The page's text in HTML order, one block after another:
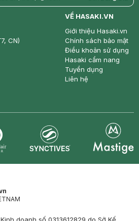
price
CN)
VỀ HASAKI.VN
Giới thiệu Hasaki.vn
Chính sách bảo mật
Điều khoản sử dụng
Hasaki cẩm nang
Tuyển dụng
Liên hệ